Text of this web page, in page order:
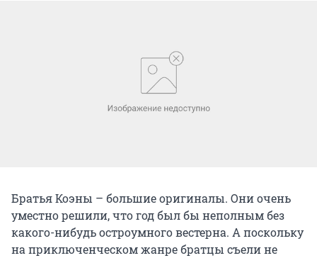
Братья Коэны – большие оригиналы. Они очень
уместно решили, что год был бы неполным без
какого-нибудь остроумного вестерна. А поскольку
на приключенческом жанре братцы съели не